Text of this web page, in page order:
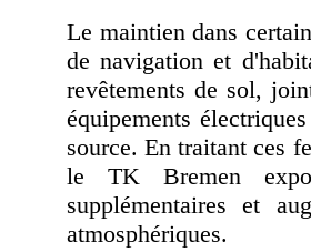
Le maintien dans
de navigation et
revêtements de sol,
équipements
source. En traitant ces
le TK Bremen
supplémentaires et
atmosphériques.